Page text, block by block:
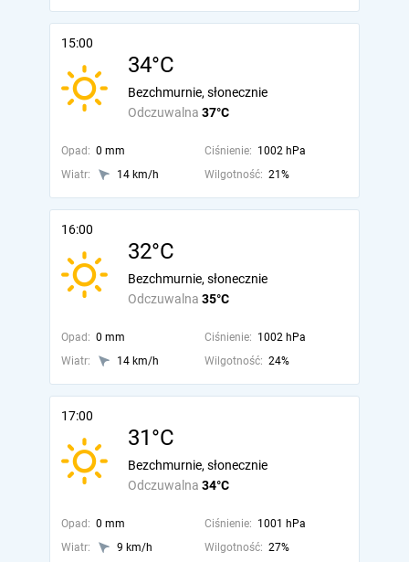
15:00
34°C
Odczuwalna 37°C
Bezchmurnie, słonecznie
Opad: 0 mm Ciśnienie: 1002 hPa
Wiatr:
14 km/h Wilgotność: 21%
16:00
32°C
Odczuwalna 35°C
Bezchmurnie, słonecznie
Opad: 0 mm Ciśnienie: 1002 hPa
Wiatr:
14 km/h Wilgotność: 24%
17:00
31°C
Odczuwalna 34°C
Bezchmurnie, słonecznie
Opad: 0 mm Ciśnienie: 1001 hPa
Wiatr:
9 km/h Wilgotność: 27%